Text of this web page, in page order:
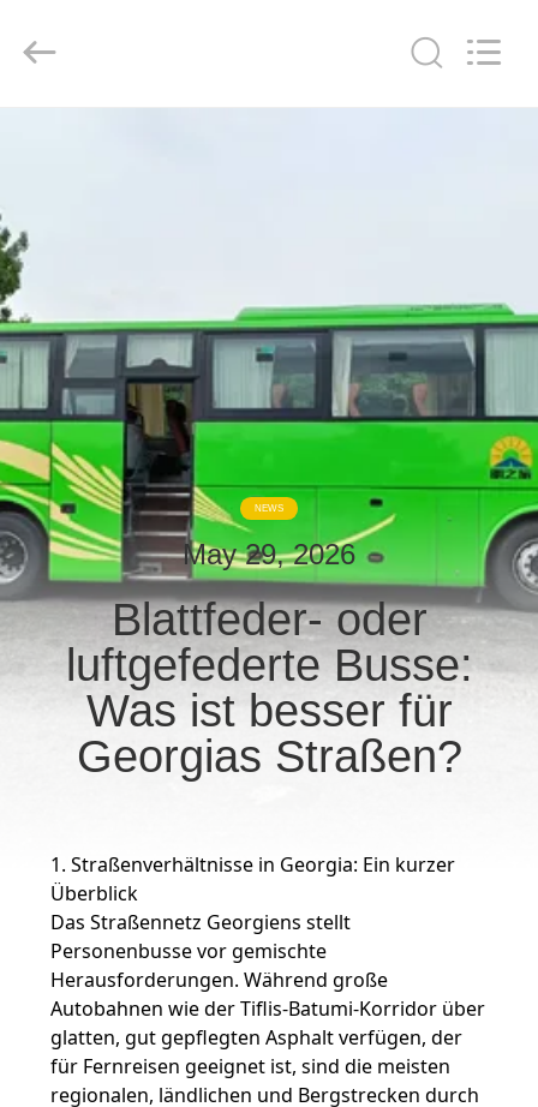
ÜBER
UNS
FABRIK-
AUSFLUG
QUALITÄTSKONTROLLE
TRETEN
SIE
VERBINDUNG
FORDERN
SIE EIN
ZITAT
SITEMAP
DATENSCHUTZRICHTLINIE
LTD..
NEWS
May 29, 2026
Blattfeder- oder
luftgefederte Busse:
Was ist besser für
Georgias Straßen?
1. Straßenverhältnisse in Georgia: Ein kurzer
Überblick
Das Straßennetz Georgiens stellt
Personenbusse vor gemischte
Herausforderungen. Während große
Autobahnen wie der Tiflis-Batumi-Korridor über
glatten, gut gepflegten Asphalt verfügen, der
für Fernreisen geeignet ist, sind die meisten
regionalen, ländlichen und Bergstrecken durch